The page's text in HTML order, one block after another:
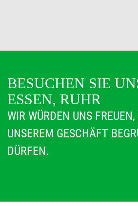
BESUCHEN SIE
ESSEN, RUHR
WIR WÜRDEN UNS
UNSEREM GESCHÄFT
ÜRFEN.